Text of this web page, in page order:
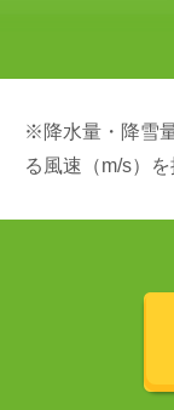
※降水量・降雪
る風速（m/s）を